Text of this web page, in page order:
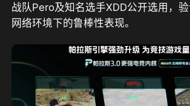
战队Pero及知名选手XDD公开选用，
网络环境下的鲁棒性表现。